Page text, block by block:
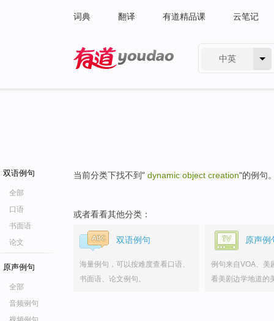
词典 翻译 有道精品课 云笔记
中英
双语例句
全部
口语
书面语
论文
原声例句
全部
音频例句
当前分类下找不到" dynamic object creation"的例句
或者看看其他分类：
双语例句
海量例句，可以按难度查看口语、
书面语、论文例句。
原声例
例句来自VOA、美
看美剧边学地道的